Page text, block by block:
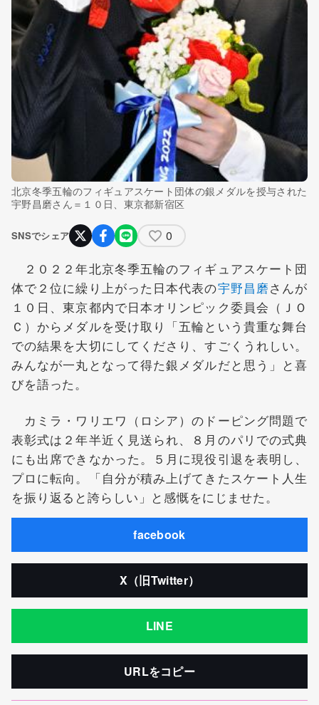
北京冬季五輪のフィギュアスケート団体の銀メダルを授与された
宇野昌磨さん＝１０日、東京都新宿区
SNSでシェア 0
２０２２年北京冬季五輪のフィギュアスケート団
体で２位に繰り上がった日本代表の宇野昌磨さんが
１０日、東京都内で日本オリンピック委員会（ＪＯ
Ｃ）からメダルを受け取り「五輪という貴重な舞台
での結果を大切にしてくださり、すごくうれしい。
みんなが一丸となって得た銀メダルだと思う」と喜
びを語った。
カミラ・ワリエワ（ロシア）のドーピング問題で
表彰式は２年半近く見送られ、８月のパリでの式典
にも出席できなかった。５月に現役引退を表明し、
プロに転向。「自分が積み上げてきたスケート人生
を振り返ると誇らしい」と感慨をにじませた。
facebook
X（旧Twitter）
LINE
URLをコピー